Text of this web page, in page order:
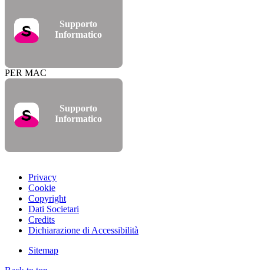
Supporto
Informatico
PER MAC
Supporto
Informatico
Privacy
Cookie
Copyright
Dati Societari
Credits
Dichiarazione di Accessibilità
Sitemap